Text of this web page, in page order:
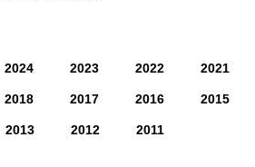
2024 2023 2022 2021
2018 2017 2016 2015
2013 2012 2011